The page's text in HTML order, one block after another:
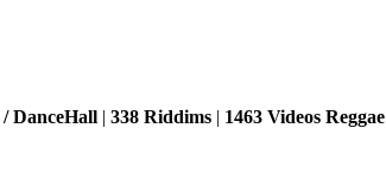
/ DanceHall | 338 Riddims | 1463 Videos Reggae